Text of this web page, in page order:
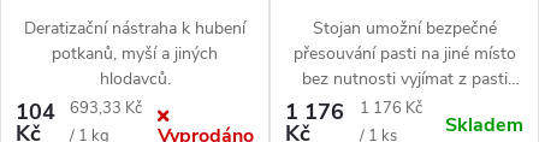
Deratizační nástraha k hubení
potkanů, myší a jiných
hlodavců.
104
Kč
Měrná
cena:
693,33 Kč
/ 1 kg
Vyprodáno
Stojan umožní bezpečné
přesouvání pasti na jiné místo
bez nutnosti vyjímat z pasti
CO2 bombičku.
1 176
Kč
Měrná
cena:
1 176 Kč
/ 1 ks
Skladem